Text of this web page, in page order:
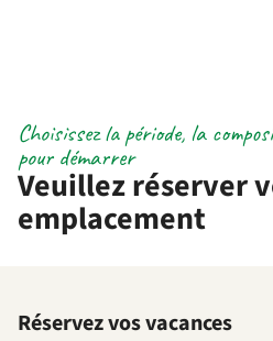
Veuillez réserver
emplacement
Choisissez la période, la
pour démarrer
Réservez vos vacances